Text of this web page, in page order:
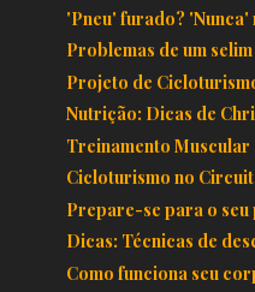
'Pneu' furado? 'Nunca'
Problemas de um
Projeto de
Nutrição: Dicas de
Treinamento Muscular
Cicloturismo no
Prepare-se para o
Dicas: Técnicas de
Como funciona seu